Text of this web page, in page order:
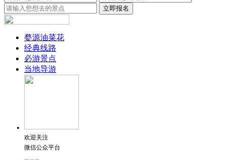
婺源油菜花
经典线路
必游景点
当地导游
欢迎关注
微信公众平台